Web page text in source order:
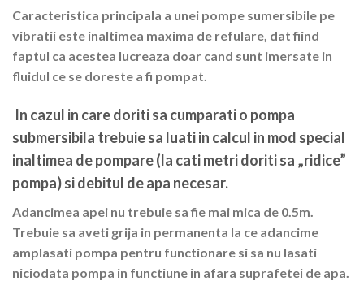
Caracteristica principala a unei pompe sumersibile pe
vibratii este inaltimea maxima de refulare, dat fiind
faptul ca acestea lucreaza doar cand sunt imersate in
fluidul ce se doreste a fi pompat.
In cazul in care doriti sa cumparati o pompa
submersibila trebuie sa luati in calcul in mod special
inaltimea de pompare (la cati metri doriti sa „ridice”
pompa) si debitul de apa necesar.
Adancimea apei nu trebuie sa fie mai mica de 0.5m.
Trebuie sa aveti grija in permanenta la ce adancime
amplasati pompa pentru functionare si sa nu lasati
niciodata pompa in functiune in afara suprafetei de apa.